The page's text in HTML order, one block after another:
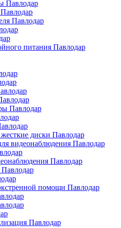
Павлодар
Павлодар
питания Павлодар
Павлодар
диски Павлодар
видеонаблюдения Павлодар
Павлодар
помощи Павлодар
Павлодар